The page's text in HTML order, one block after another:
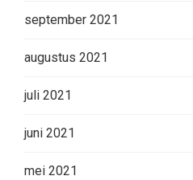
september 2021
augustus 2021
juli 2021
juni 2021
mei 2021